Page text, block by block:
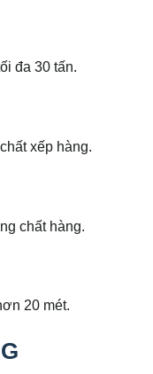
đa 30 tấn.
xếp hàng.
chất hàng.
20 mét.